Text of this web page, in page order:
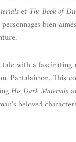
et The Book of
bien-
with a fascinating
Pantalaimon. This
His Dark Materials
beloved